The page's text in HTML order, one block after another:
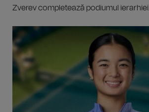
Zverev completează podiumul ierarhiei.